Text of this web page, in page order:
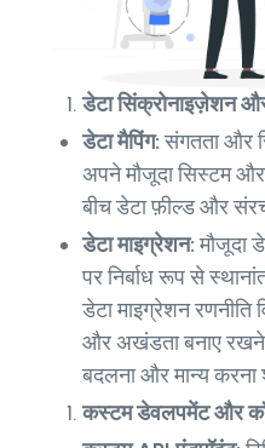
डेटा सिंक्रोनाइज़ेशन
डेटा मैपिंग:संगतता और
अपने मौजूदा सिस्टम
बीच डेटा फ़ील्ड और
डेटा माइग्रेशन:मौजूदा
पर निर्बाध रूप से
डेटा माइग्रेशन
और अखंडता बनाए रखने
बदलना और मान्य करना
कस्टम डेवलपमेंट और